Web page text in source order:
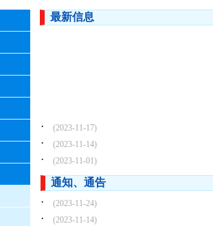
最新信息
· (2023-11-17)
· (2023-11-14)
· (2023-11-01)
通知、通告
·
(2023-11-24)
· (2023-11-14)